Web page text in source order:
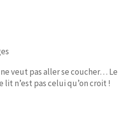
veut pas aller se coucher… Le
lit n’est pas celui qu’on croit !